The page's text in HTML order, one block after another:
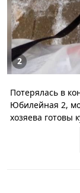
2
Потерялась в
Юбилейная 2,
хозяева готовы